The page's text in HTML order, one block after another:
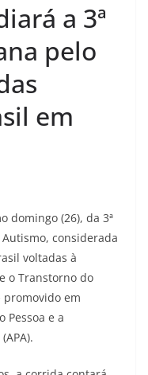
a 3ª
pelo
em
domingo (26), da 3ª
considerada
voltadas à
o Transtorno do
promovido em
Pessoa e a